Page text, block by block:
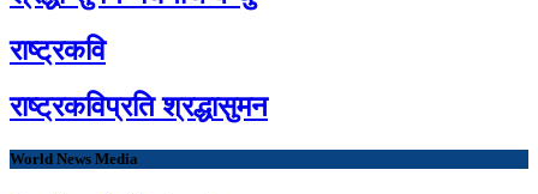
राष्ट्रकवि
राष्ट्रकविप्रति श्रद्धासुमन
World News Media